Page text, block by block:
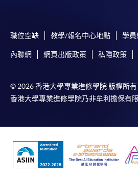
職位空缺 教學/報名中心地點 學員
內聯網 網頁出版政策 私隱政策
© 2026 香港大學專業進修學院 版權所有
香港大學專業進修學院乃非牟利擔保有